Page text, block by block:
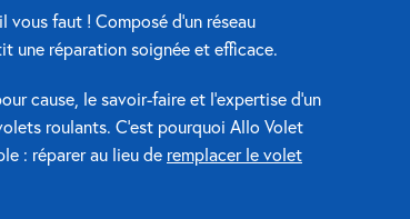
faut ! Composé d’un réseau
une réparation soignée et efficace.
cause, le savoir-faire et l’expertise d’un
roulants. C’est pourquoi Allo Volet
: réparer au lieu de remplacer le volet